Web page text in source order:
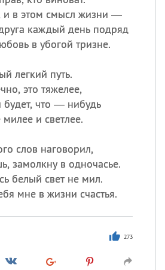
и в этом смысл жизни —
каждый день подряд
в убогой тризне.
легкий путь.
это тяжелее,
что — нибудь
и светлее.
слов наговорил,
замолкну в одночасье.
белый свет не мил.
мне в жизни счастья.
273